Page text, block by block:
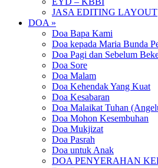
JASA EDITING LAYOUT
DOA »
Doa Bapa Kami
Doa kepada Maria Bunda
Doa Pagi dan Sebelum
Doa Sore
Doa Malam
Doa Kehendak Yang Kuat
Doa Kesabaran
Doa Malaikat Tuhan
Doa Mohon Kesembuhan
Doa Mukjizat
Doa Pasrah
Doa untuk Anak
DOA PENYERAHAN